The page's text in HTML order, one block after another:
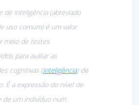
de inteligência (abreviado
uso comum) é um valor
meio de testes
para avaliar as
cognitivas (inteligência) de
É a expressão do nível de
de um indivíduo num